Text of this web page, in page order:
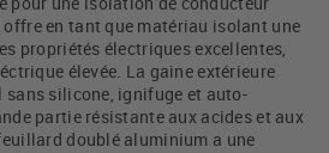
offre en tant que matériau isolant une
propriétés électriques excellentes,
élevée. La gaine extérieure
sans silicone, ignifuge et auto-
partie résistante aux acides et aux
doublé aluminium a une